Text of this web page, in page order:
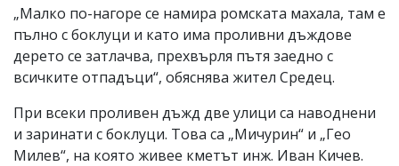
„Малко по-нагоре се намира ромската махала, там е
пълно с боклуци и като има проливни дъждове
дерето се затлачва, прехвърля пътя заедно с
всичките отпадъци“, обяснява жител Средец.
При всеки проливен дъжд две улици са наводнени
и заринати с боклуци. Това са „Мичурин“ и „Гео
Милев“, на която живее кметът инж. Иван Кичев.